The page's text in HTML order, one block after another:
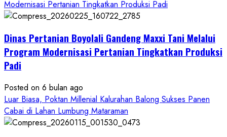
about
Dinas
Boyolali
Gelar
Singkong
Wujudkan
Ketahanan
Pangan
Modernisasi Pertanian Tingkatkan Produksi Padi
Dinas Pertanian Boyolali Gandeng Maxxi Tani Melalui
Program Modernisasi Pertanian Tingkatkan Produksi
Padi
Posted on 6 bulan ago
Luar Biasa, Poktan Millenial Kalurahan Balong Sukses Panen
Cabai di Lahan Lumbung Mataraman